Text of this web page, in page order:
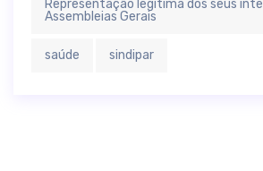
Representação legítima dos seus
Assembleias Gerais
saúde sindipar